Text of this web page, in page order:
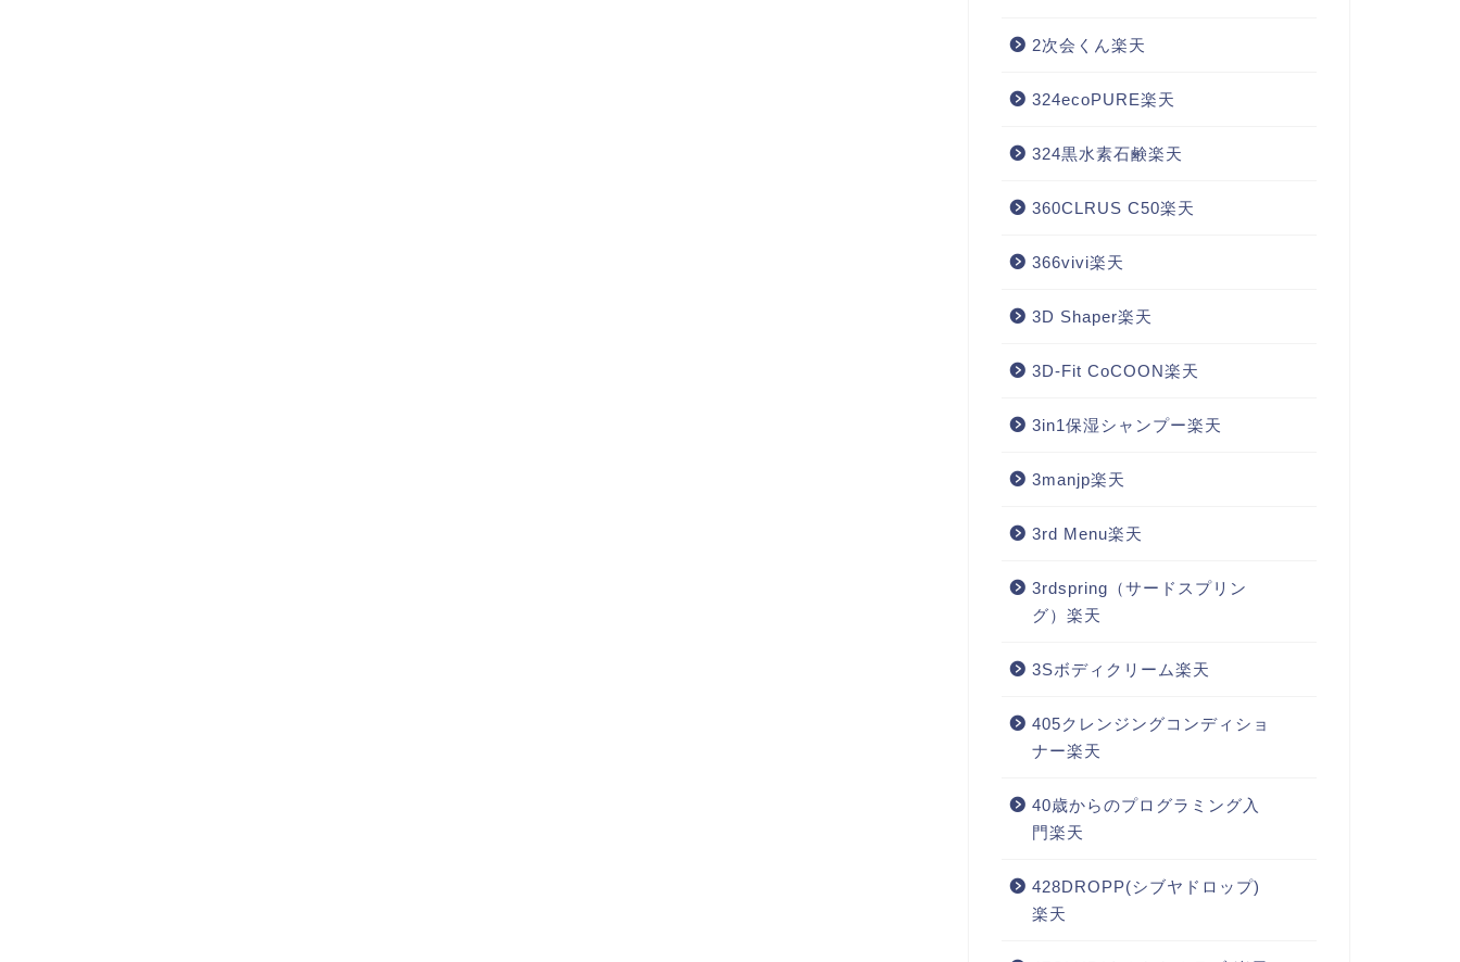
2次会くん楽天
324ecoPURE楽天
324黒水素石鹸楽天
360CLRUS C50楽天
366vivi楽天
3D Shaper楽天
3D-Fit CoCOON楽天
3in1保湿シャンプー楽天
3manjp楽天
3rd Menu楽天
3rdspring（サードスプリン
グ）楽天
3Sボディクリーム楽天
405クレンジングコンディショ
ナー楽天
40歳からのプログラミング入
門楽天
428DROPP(シブヤドロップ)
楽天